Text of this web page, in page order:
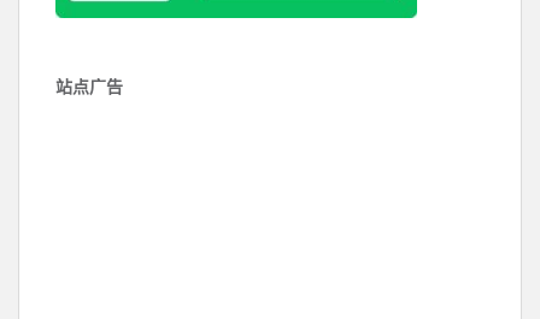
站点广告